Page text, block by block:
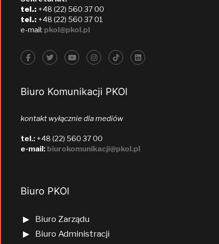
tel.: +48 (22) 560 37 00
tel.: +48 (22) 560 37 01
e-mail: pkol@pkol.pl
Biuro Komunikacji PKOl
kontakt wyłącznie dla mediów
tel.: +48 (22) 560 37 00
e-mail: biurokomunikacji@pkol.pl
Biuro PKOl
Biuro Zarządu
Biuro Administracji